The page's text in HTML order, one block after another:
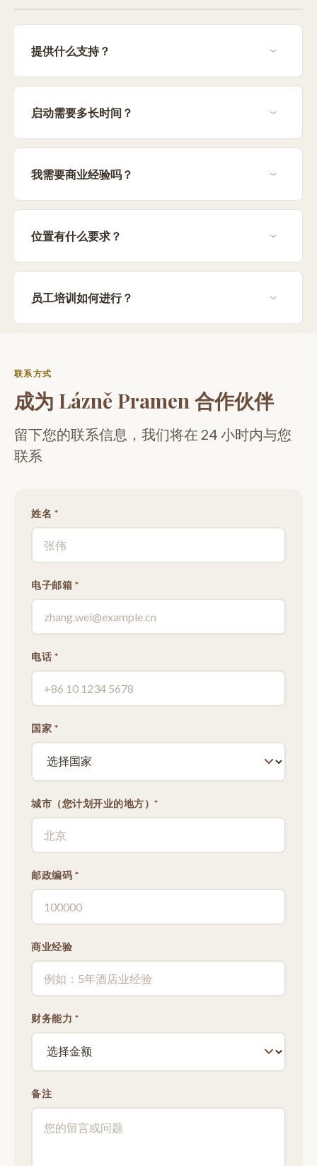
提供什么支持？
启动需要多长时间？
我需要商业经验吗？
位置有什么要求？
员工培训如何进行？
联系方式
成为 Lázně Pramen 合作伙伴
留下您的联系信息，我们将在 24 小时内与您
联系
姓名 *
电子邮箱 *
电话 *
国家 *
城市（您计划开业的地方）*
邮政编码 *
商业经验
财务能力 *
备注